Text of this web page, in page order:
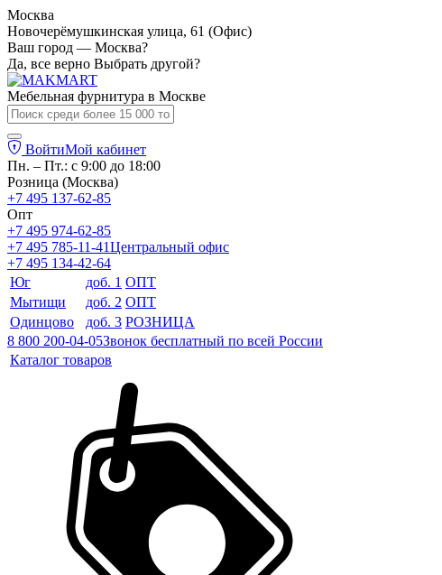
Москва
Новочерёмушкинская улица, 61 (Офис)
Ваш город — Москва?
Да, все верно Выбрать другой?
Мебельная фурнитура в Москве
ВойтиМой кабинет
Пн. – Пт.: с 9:00 до 18:00
Розница (Москва)
+7 495 137-62-85
Опт
+7 495 974-62-85
+7 495 785-11-41Центральный офис
+7 495 134-42-64
Юг
доб. 1 ОПТ
Мытищи
доб. 2 ОПТ
Одинцово
доб. 3 РОЗНИЦА
8 800 200-04-05Звонок бесплатный по всей России
Каталог товаров